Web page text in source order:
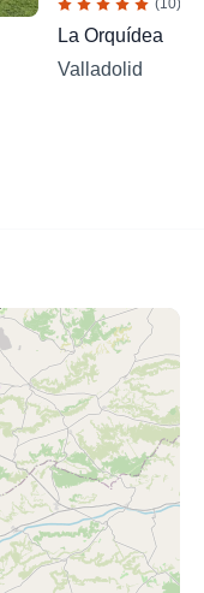
(10)
La Orquídea
Valladolid